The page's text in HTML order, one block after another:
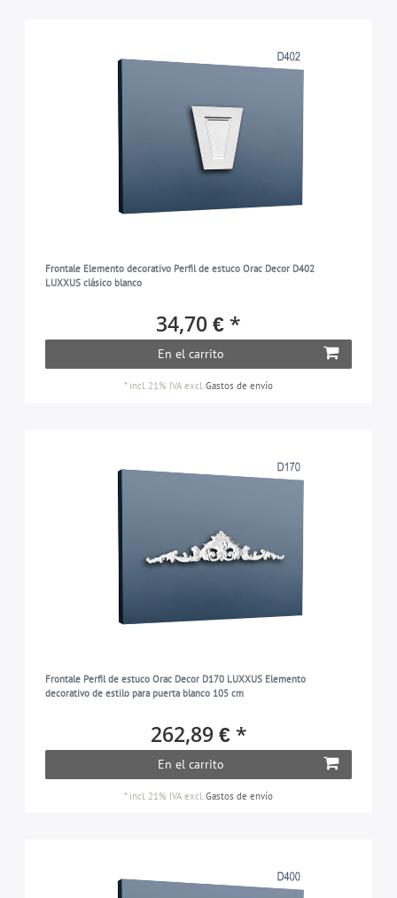
Frontale Elemento decorativo Perfil de estuco Orac Decor D402
LUXXUS clásico blanco
34,70 € *
En el carrito
* incl. 21% IVA excl.Gastos de envío
Frontale Perfil de estuco Orac Decor D170 LUXXUS Elemento
decorativo de estilo para puerta blanco 105 cm
262,89 € *
En el carrito
* incl. 21% IVA excl.Gastos de envío